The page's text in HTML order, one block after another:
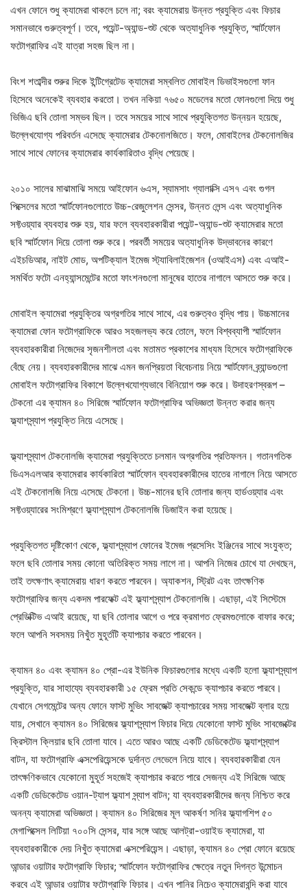
এখন ফোনে শুধু ক্যামেরা থাকলে চলে না; বরং ক্যামেরায় উন্নত প্রযুক্তি এবং ফিচার
সমানভাবে গুরুত্বপূর্ণ। তবে, পয়েন্ট-অ্যান্ড-শুট থেকে অত্যাধুনিক প্রযুক্তি, স্মার্টফোন
ফটোগ্রাফির এই যাত্রা সহজ ছিল না।
বিংশ শতাব্দীর শুরুর দিকে ইন্টিগ্রেটেড ক্যামেরা সম্বলিত মোবাইল ডিভাইসগুলো ফান
হিসেবে অনেকেই ব্যবহার করতো। তখন নকিয়া ৭৬৫০ মডেলের মতো ফোনগুলো দিয়ে শুধু
ভিজিএ ছবি তোলা সম্ভব ছিল। তবে সময়ের সাথে সাথে প্রযুক্তিগত উন্নয়ন হয়েছে,
উল্লেখযোগ্য পরিবর্তন এসেছে ক্যামেরার টেকনোলজিতে। ফলে, মোবাইলের টেকনোলজির
সাথে সাথে ফোনের ক্যামেরার কার্যকারিতাও বৃদ্ধি পেয়েছে।
২০১০ সালের মাঝামাঝি সময়ে আইফোন ৬এস, স্যামসাং গ্যালাক্সি এস৭ এবং গুগল
পিক্সেলের মতো স্মার্টফোনগুলোতে উচ্চ-রেজুলেশন সেন্সর, উন্নত লেন্স এবং অত্যাধুনিক
সফ্টওয়্যার ব্যবহার শুরু হয়, যার ফলে ব্যবহারকারীরা পয়েন্ট-অ্যান্ড-শুট ক্যামেরার মতো
ছবি স্মার্টফোন দিয়ে তোলা শুরু করে। পরবর্তী সময়ের অত্যাধুনিক উদ্ভাবনের কারণে
এইচডিআর, নাইট মোড, অপটিক্যাল ইমেজ স্ট্যাবিলাইজেশন (ওআইএস) এবং এআই-
সমর্থিত ফটো এনহ্যান্সমেন্টের মতো ফাংশনগুলো মানুষের হাতের নাগালে আসতে শুরু করে।
মোবাইল ক্যামেরা প্রযুক্তির অগ্রগতির সাথে সাথে, এর গুরুত্বও বৃদ্ধি পায়। উচ্চমানের
ক্যামেরা ফোন ফটোগ্রাফিকে আরও সহজলভ্য করে তোলে, ফলে বিশ্বব্যাপী স্মার্টফোন
ব্যবহারকারীরা নিজেদের সৃজনশীলতা এবং মতামত প্রকাশের মাধ্যম হিসেবে ফটোগ্রাফিকে
বেঁছে নেয়। ব্যবহারকারীদের মাঝে এমন জনপ্রিয়তা বিবেচনায় নিয়ে স্মার্টফোন ব্র্যান্ডগুলো
মোবাইল ফটোগ্রাফির বিকাশে উল্লেখযোগ্যভাবে বিনিয়োগ শুরু করে। উদাহরণস্বরূপ –
টেকনো এর ক্যামন ৪০ সিরিজে স্মার্টফোন ফটোগ্রাফির অভিজ্ঞতা উন্নত করার জন্য
ফ্ল্যাশস্ন্যাপ প্রযুক্তি নিয়ে এসেছে।
ফ্ল্যাশস্ন্যাপ টেকনোলজি ক্যামেরা প্রযুক্তিতে চলমান অগ্রগতির প্রতিফলন। গতানগতিক
ডিএসএলআর ক্যামেরার কার্যকারিতা স্মার্টফোন ব্যবহারকারীদের হাতের নাগালে নিয়ে আসতে
এই টেকনোলজি নিয়ে এসেছে টেকনো। উচ্চ-মানের ছবি তোলার জন্য হার্ডওয়্যার এবং
সফ্টওয়্যারের সংমিশ্রণে ফ্ল্যাশস্ন্যাপ টেকনোলজি ডিজাইন করা হয়েছে।
প্রযুক্তিগত দৃষ্টিকোণ থেকে, ফ্ল্যাশস্ন্যাপ ফোনের ইমেজ প্রসেসিং ইঞ্জিনের সাথে সংযুক্ত;
ফলে ছবি তোলার সময় কোনো অতিরিক্ত সময় লাগে না। আপনি নিজের চোখে যা দেখছেন,
তাই তৎক্ষণাৎ ক্যামেরায় ধারণ করতে পারবেন। অ্যাকশন, স্ট্রিট এবং তাৎক্ষণিক
ফটোগ্রাফির জন্য একদম পারফেক্ট এই ফ্ল্যাশস্ন্যাপ টেকনোলজি। এছাড়া, এই সিস্টেমে
প্রেডিক্টিভ এআই রয়েছে, যা ছবি তোলার আগে ও পরে ক্রমাগত ফ্রেমগুলোকে বাফার করে;
ফলে আপনি সবসময় নিখুঁত মুহূর্তটি ক্যাপচার করতে পারবেন।
ক্যামন ৪০ এবং ক্যামন ৪০ প্রো-এর ইউনিক ফিচারগুলোর মধ্যে একটি হলো ফ্ল্যাশস্ন্যাপ
প্রযুক্তি, যার সাহায্যে ব্যবহারকারী ১৫ ফ্রেম প্রতি সেকন্ডে ক্যাপচার করতে পারবে।
যেখানে সেগমেন্টের অন্য ফোনে ফাস্ট মুভিং সাবজেক্ট ক্যাপচারের সময় সাবজেক্ট ব্লার হয়ে
যায়, সেখানে ক্যামন ৪০ সিরিজের ফ্ল্যাশস্ন্যাপ ফিচার দিয়ে যেকোনো ফাস্ট মুভিং সাবজেক্টের
ক্রিস্টাল ক্লিয়ার ছবি তোলা যাবে। এতে আরও আছে একটি ডেডিকেটেড ফ্ল্যাশস্ন্যাপ
বাটন, যা ফটোগ্রাফি এক্সপেরিয়েন্সকে দুর্দান্ত লেভেলে নিয়ে যাবে। ব্যবহারকারীরা যেন
তাৎক্ষণিকভাবে যেকোনো মুহূর্ত সহজেই ক্যাপচার করতে পারে সেজন্য এই সিরিজে আছে
একটি ডেডিকেটেড ওয়ান-ট্যাপ ফ্ল্যাশ স্ন্যাপ বাটন; যা ব্যবহারকারীদের জন্য নিশ্চিত করে
অনন্য ক্যামেরা অভিজ্ঞতা। ক্যামন ৪০ সিরিজের মূল আকর্ষণ সনির ফ্ল্যাগশিপ ৫০
মেগাপিক্সেল লিটিয়া ৭০০সি সেন্সর, যার সঙ্গে আছে আলট্রা-ওয়াইড ক্যামেরা, যা
ব্যবহারকারীকে দেয় নিখুঁত ক্যামেরা এক্সপেরিয়েন্স। এছাড়া, ক্যামন ৪০ প্রো ফোনে রয়েছে
আন্ডার ওয়াটার ফটোগ্রাফি ফিচার; স্মার্টফোন ফটোগ্রাফির ক্ষেত্রে নতুন দিগন্ত উন্মোচন
করবে এই আন্ডার ওয়াটার ফটোগ্রাফি ফিচার। এখন পানির নিচেও ক্যামেরাবন্দি করা যাবে